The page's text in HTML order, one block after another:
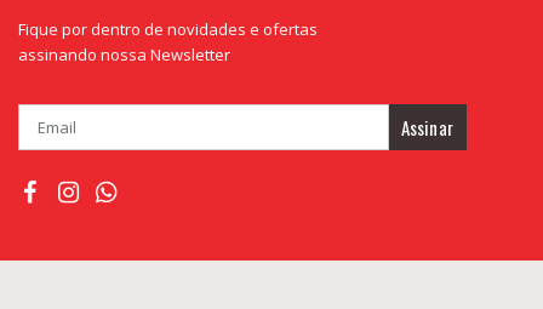
Fique por dentro de novidades e ofertas
assinando nossa Newsletter
Assinar